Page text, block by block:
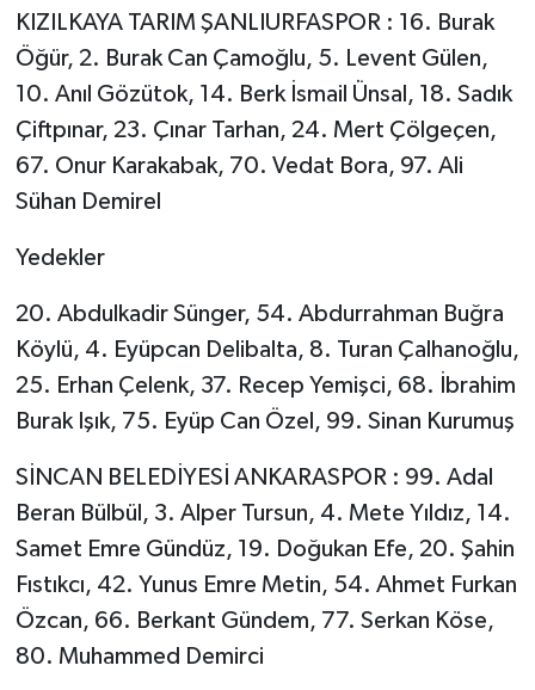
KIZILKAYA TARIM ŞANLIURFASPOR : 16. Burak
Öğür, 2. Burak Can Çamoğlu, 5. Levent Gülen,
10. Anıl Gözütok, 14. Berk İsmail Ünsal, 18. Sadık
Çiftpınar, 23. Çınar Tarhan, 24. Mert Çölgeçen,
67. Onur Karakabak, 70. Vedat Bora, 97. Ali
Sühan Demirel
Yedekler
20. Abdulkadir Sünger, 54. Abdurrahman Buğra
Köylü, 4. Eyüpcan Delibalta, 8. Turan Çalhanoğlu,
25. Erhan Çelenk, 37. Recep Yemişci, 68. İbrahim
Burak Işık, 75. Eyüp Can Özel, 99. Sinan Kurumuş
SİNCAN BELEDİYESİ ANKARASPOR : 99. Adal
Beran Bülbül, 3. Alper Tursun, 4. Mete Yıldız, 14.
Samet Emre Gündüz, 19. Doğukan Efe, 20. Şahin
Fıstıkcı, 42. Yunus Emre Metin, 54. Ahmet Furkan
Özcan, 66. Berkant Gündem, 77. Serkan Köse,
80. Muhammed Demirci